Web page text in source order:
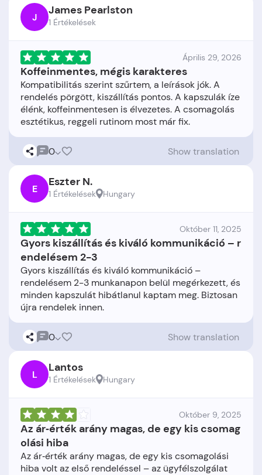
J James Pearlston
1 Értékelések
Április 29, 2026
Koffeinmentes, mégis karakteres
Kompatibilitás szerint szűrtem, a leírások jók. A
rendelés pörgött, kiszállítás pontos. A kapszulák íze
élénk, koffeinmentesen is élvezetes. A csomagolás
0 Show translation
E Eszter N.
1 Értékelések Hungary
Október 11, 2025
Gyors kiszállítás és kiváló kommunikáció – r
endelésem 2-3
Gyors kiszállítás és kiváló kommunikáció –
rendelésem 2-3 munkanapon belül megérkezett, és
minden kapszulát hibátlanul kaptam meg. Biztosan
0 Show translation
L Lantos
1 Értékelések Hungary
Október 9, 2025
Az ár‑érték arány magas, de egy kis csomag
olási hiba
Az ár‑érték arány magas, de egy kis csomagolási
hiba volt az első rendeléssel – az ügyfélszolgálat